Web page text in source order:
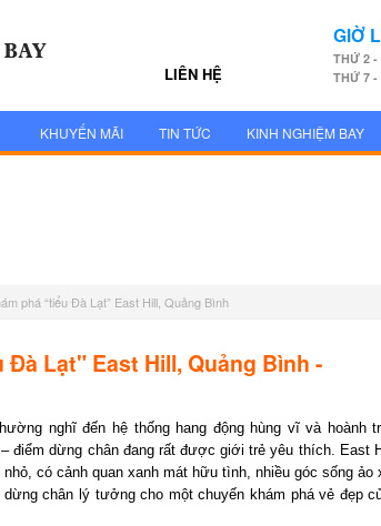
LIÊN HỆ
GIỜ
THỨ 2 -
THỨ 7 -
KHUYẾN MÃI TIN TỨC KINH NGHIỆM BAY
phá “tiểu Đà Lạt” East Hill, Quảng Bình
Lạt" East Hill, Quảng Bình -
nghĩ đến hệ thống hang động hùng vĩ và hoành
điểm dừng chân đang rất được giới trẻ yêu thích. East
có cảnh quan xanh mát hữu tình, nhiều góc sống ảo
chân lý tưởng cho một chuyến khám phá vẻ đẹp